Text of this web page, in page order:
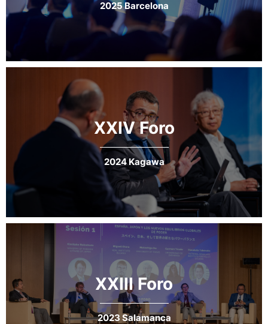
2025 Barcelona
XXIV Foro
2024 Kagawa
XXIII Foro
2023 Salamanca